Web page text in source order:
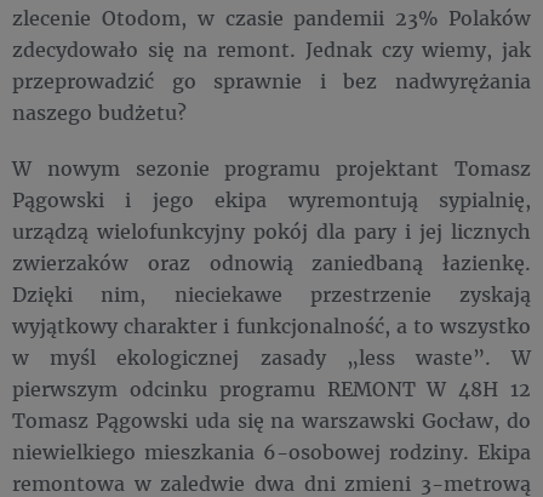
zlecenie Otodom, w czasie pandemii 23% Polaków
zdecydowało się na remont. Jednak czy wiemy, jak
przeprowadzić go sprawnie i bez nadwyrężania
naszego budżetu?
W nowym sezonie programu projektant Tomasz
Pągowski i jego ekipa wyremontują sypialnię,
urządzą wielofunkcyjny pokój dla pary i jej licznych
zwierzaków oraz odnowią zaniedbaną łazienkę.
Dzięki nim, nieciekawe przestrzenie zyskają
wyjątkowy charakter i funkcjonalność, a to wszystko
w myśl ekologicznej zasady „less waste”. W
pierwszym odcinku programu REMONT W 48H 12
Tomasz Pągowski uda się na warszawski Gocław, do
niewielkiego mieszkania 6-osobowej rodziny. Ekipa
remontowa w zaledwie dwa dni zmieni 3-metrową